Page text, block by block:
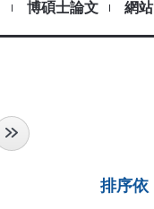
博碩士論文 網站
排序依